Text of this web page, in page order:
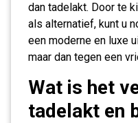
dan tadelakt. Door te
als alternatief, kunt u
een moderne en luxe
maar dan tegen een
Wat is het
tadelakt en